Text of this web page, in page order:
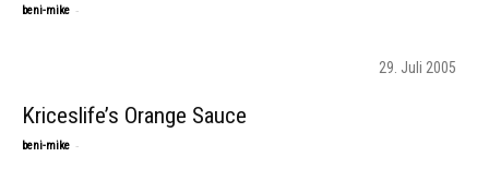
beni-mike -
29. Juli 2005
Kriceslife’s Orange Sauce
beni-mike -